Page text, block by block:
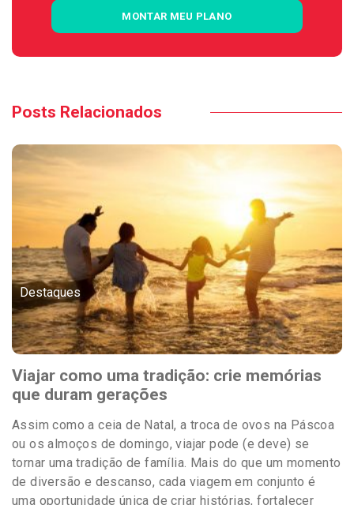
MONTAR MEU PLANO
Posts Relacionados
Destaques
Viajar como uma tradição: crie memórias
que duram gerações
Assim como a ceia de Natal, a troca de ovos na Páscoa
ou os almoços de domingo, viajar pode (e deve) se
tornar uma tradição de família. Mais do que um momento
de diversão e descanso, cada viagem em conjunto é
uma oportunidade única de criar histórias, fortalecer